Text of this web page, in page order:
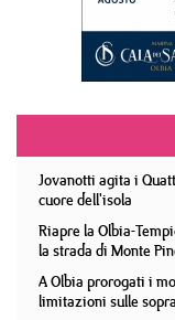
Jovanotti agita i
cuore dell'isola
Riapre la Olbia-
la strada di Monte
A Olbia prorogati i
limitazioni sulle